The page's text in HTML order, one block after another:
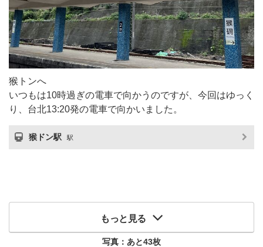
猴トンへ
いつもは10時過ぎの電車で向かうのですが、今回はゆっく
り、台北13:20発の電車で向かいました。
猴ドン駅 駅
もっと見る
写真：あと43枚